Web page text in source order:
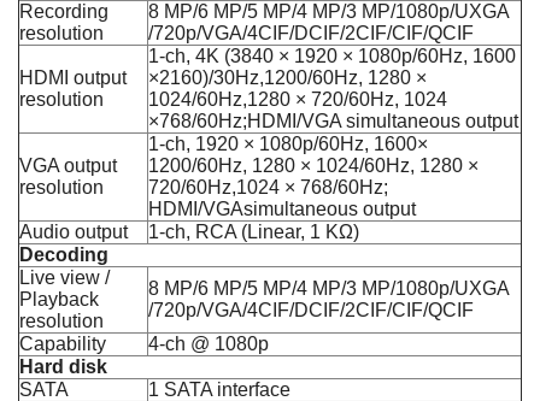
Recording
resolution
8 MP/6 MP/5 MP/4 MP/3 MP/1080p/UXGA
/720p/VGA/4CIF/DCIF/2CIF/CIF/QCIF
HDMI output
resolution
1-ch, 4K (3840 × 1920 × 1080p/60Hz, 1600
×2160)/30Hz,1200/60Hz, 1280 ×
1024/60Hz,1280 × 720/60Hz, 1024
×768/60Hz;HDMI/VGA simultaneous output
VGA output
resolution
1-ch, 1920 × 1080p/60Hz, 1600×
1200/60Hz, 1280 × 1024/60Hz, 1280 ×
720/60Hz,1024 × 768/60Hz;
HDMI/VGAsimultaneous output
Audio output
1-ch, RCA (Linear, 1 KΩ)
Decoding
Live view /
Playback
resolution
8 MP/6 MP/5 MP/4 MP/3 MP/1080p/UXGA
/720p/VGA/4CIF/DCIF/2CIF/CIF/QCIF
Capability
4-ch @ 1080p
Hard disk
SATA
1 SATA interface